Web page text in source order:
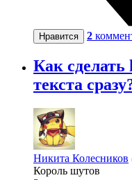
Нравится 2
Как
текста
Никита Колесников
Король шутов